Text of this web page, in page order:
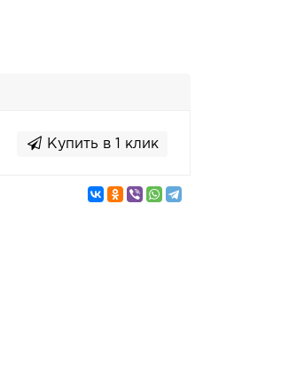
Купить в 1 клик